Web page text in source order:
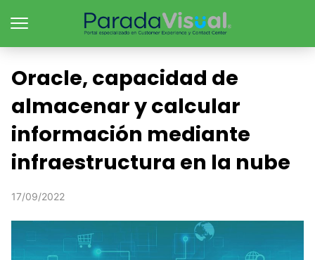
Oracle, capacidad de
almacenar y calcular
información mediante
infraestructura en la nube
17/09/2022